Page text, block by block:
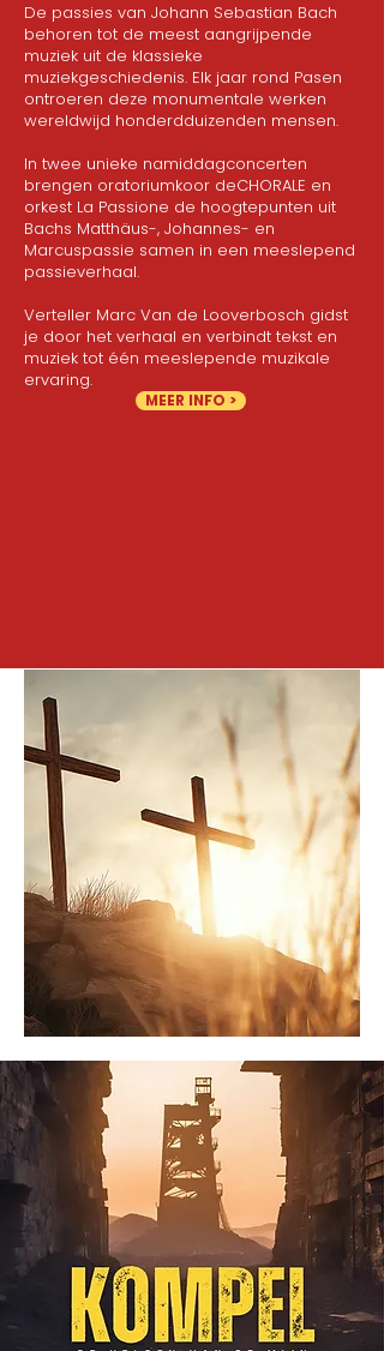
De passies van Johann Sebastian Bach
behoren tot de meest aangrijpende
muziek uit de klassieke
muziekgeschiedenis. Elk jaar rond Pasen
ontroeren deze monumentale werken
wereldwijd honderdduizenden mensen.
In twee unieke namiddagconcerten
brengen oratoriumkoor deCHORALE en
orkest La Passione de hoogtepunten uit
Bachs Matthäus-, Johannes- en
Marcuspassie samen in een meeslepend
passieverhaal.
Verteller Marc Van de Looverbosch gidst
je door het verhaal en verbindt tekst en
muziek tot één meeslepende muzikale
ervaring.
MEER INFO >